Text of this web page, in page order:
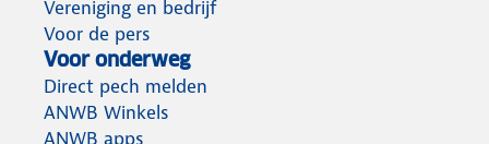
Vereniging en bedrijf
Voor de pers
Voor onderweg
Direct pech melden
ANWB Winkels
ANWB apps